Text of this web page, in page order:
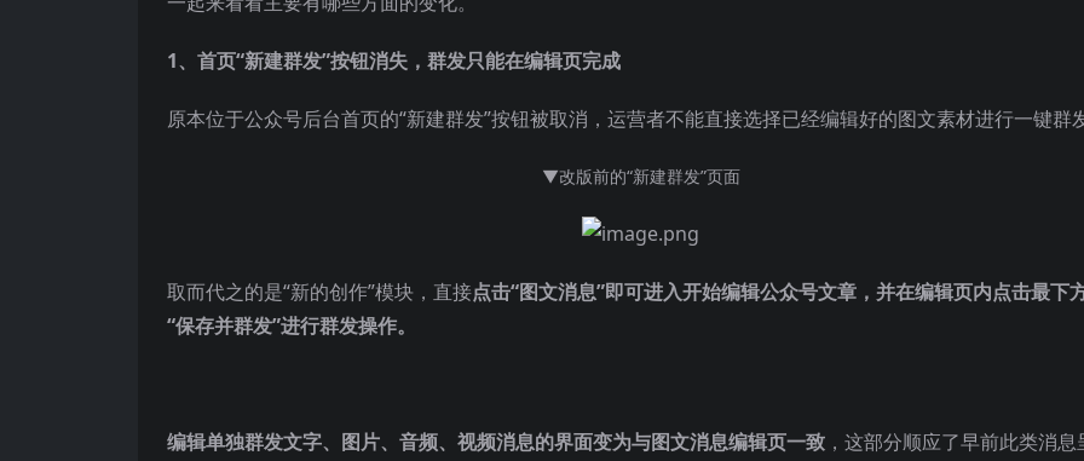
1、首页“新建群发”按钮消失，群发只能在编辑页完成
原本位于公众号后台首页的“新建群发”按钮被取消，运营者不能直接选择已经编辑好的图文素材进行一键群
▼改版前的“新建群发”页面
取而代之的是“新的创作”模块，直接点击“图文消息”即可进入开始编辑公众号文章，并在编辑页内点击最下
“保存并群发”进行群发操作。
编辑单独群发文字、图片、音频、视频消息的界面变为与图文消息编辑页一致 ，这部分顺应了早前此类消息